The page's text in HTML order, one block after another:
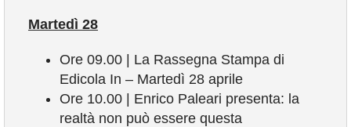
Martedì 28
Ore 09.00 | La Rassegna Stampa di
Edicola In – Martedì 28 aprile
Ore 10.00 | Enrico Paleari presenta: la
realtà non può essere questa